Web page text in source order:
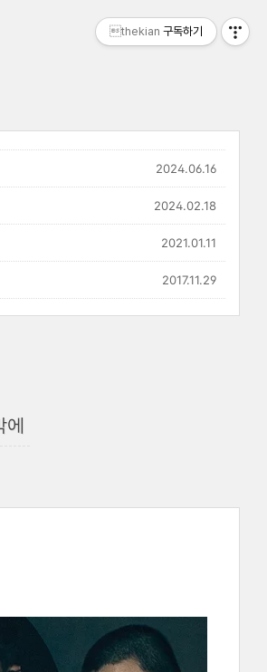
2024.06.16
2024.02.18
2021.01.11
2017.11.29
에
thekian 구독하기